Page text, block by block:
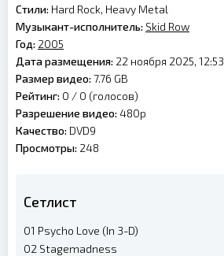
Стили: Hard Rock, Heavy Metal
Музыкант-исполнитель: Skid Row
Год: 2005
Дата размещения: 22 ноября 2025, 12:53
Размер видео: 7.76 GB
Рейтинг: 0 / 0 (голосов)
Разрешение видео: 480p
Качество: DVD9
Просмотры: 248
Сетлист
01 Psycho Love (In 3-D)
02 Stagemadness